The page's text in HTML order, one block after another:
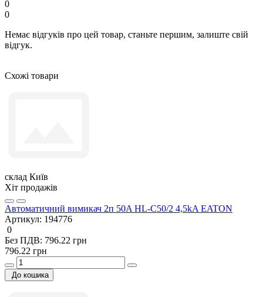
0
0
Немає відгуків про цей товар, станьте першим, залиште свій
відгук.
Схожі товари
склад Київ
Хіт продажів
Автоматичний вимикач 2п 50A HL-C50/2 4,5kA EATON
Артикул: 194776
0
Без ПДВ: 796.22 грн
796.22 грн
До кошика